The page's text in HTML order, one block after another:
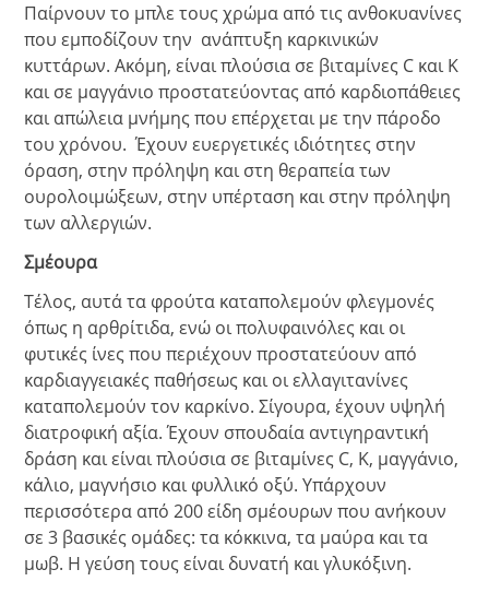
Παίρνουν το μπλε τους χρώμα από τις ανθοκυανίνες
που εμποδίζουν την ανάπτυξη καρκινικών
κυττάρων. Ακόμη, είναι πλούσια σε βιταμίνες C και K
και σε μαγγάνιο προστατεύοντας από καρδιοπάθειες
και απώλεια μνήμης που επέρχεται με την πάροδο
του χρόνου. Έχουν ευεργετικές ιδιότητες στην
όραση, στην πρόληψη και στη θεραπεία των
ουρολοιμώξεων, στην υπέρταση και στην πρόληψη
των αλλεργιών.
Σμέουρα
Τέλος, αυτά τα φρούτα καταπολεμούν φλεγμονές
όπως η αρθρίτιδα, ενώ οι πολυφαινόλες και οι
φυτικές ίνες που περιέχουν προστατεύουν από
καρδιαγγειακές παθήσεως και οι ελλαγιτανίνες
καταπολεμούν τον καρκίνο. Σίγουρα, έχουν υψηλή
διατροφική αξία. Έχουν σπουδαία αντιγηραντική
δράση και είναι πλούσια σε βιταμίνες C, K, μαγγάνιο,
κάλιο, μαγνήσιο και φυλλικό οξύ. Υπάρχουν
περισσότερα από 200 είδη σμέουρων που ανήκουν
σε 3 βασικές ομάδες: τα κόκκινα, τα μαύρα και τα
μωβ. Η γεύση τους είναι δυνατή και γλυκόξινη.